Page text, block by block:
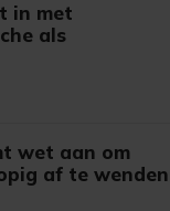
in met
als
wet aan om
af te wenden